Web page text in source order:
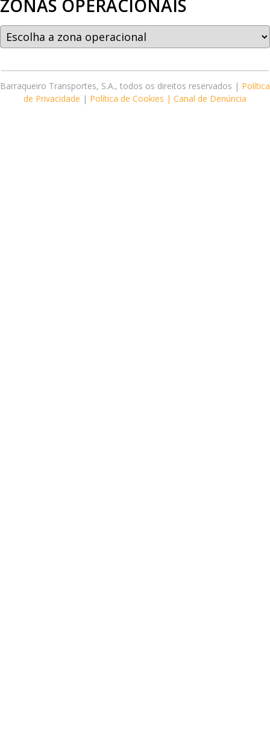
ZONAS OPERACIONAIS
Barraqueiro Transportes, S.A., todos os direitos reservados | Política
de Privacidade | Política de Cookies | Canal de Denúncia